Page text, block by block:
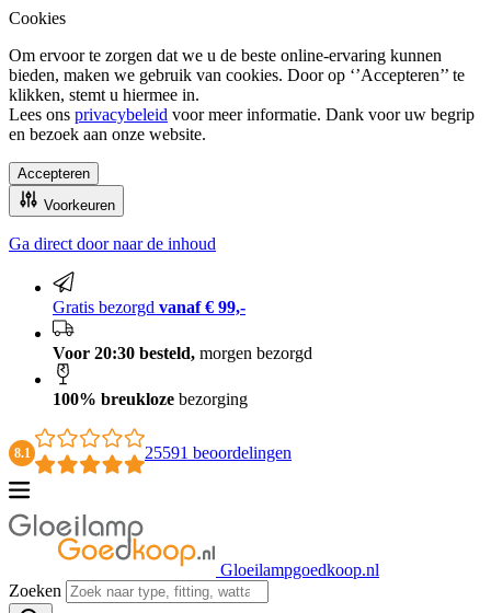
Cookies
Om ervoor te zorgen dat we u de beste online-ervaring kunnen
bieden, maken we gebruik van cookies. Door op ‘’Accepteren’’ te
klikken, stemt u hiermee in.
Lees ons privacybeleid voor meer informatie. Dank voor uw begrip
en bezoek aan onze website.
Accepteren
Voorkeuren
100% breukloze bezorging
Ga direct door naar de inhoud
Gratis bezorgd vanaf € 99,-
Voor 20:30 besteld, morgen bezorgd
100% breukloze bezorging
8.1 25591 beoordelingen
Gloeilampgoedkoop.nl
Zoeken